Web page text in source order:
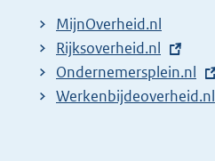
l
i
n
k
MijnOverheid.nl
E
x
t
Rijksoverheid.nl
E
x
Ondernemersplein.nl
E
Werkenbijdeoverheid.nl